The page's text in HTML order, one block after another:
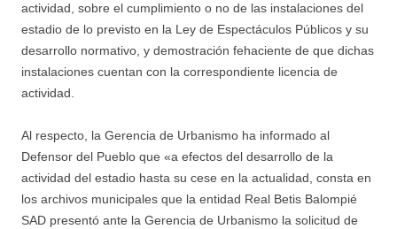
actividad, sobre el cumplimiento o no de las instalaciones del
estadio de lo previsto en la Ley de Espectáculos Públicos y su
desarrollo normativo, y demostración fehaciente de que dichas
instalaciones cuentan con la correspondiente licencia de
actividad.
Al respecto, la Gerencia de Urbanismo ha informado al
Defensor del Pueblo que «a efectos del desarrollo de la
actividad del estadio hasta su cese en la actualidad, consta en
los archivos municipales que la entidad Real Betis Balompié
SAD presentó ante la Gerencia de Urbanismo la solicitud de